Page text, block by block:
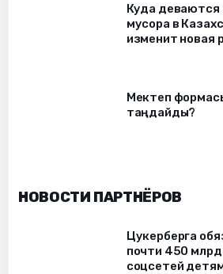
Куда деваются
мусора в
изменит новая
Мектеп
таңдайды?
НОВОСТИ ПАРТНЁРОВ
Цукерберга
почти 450
соцсетей